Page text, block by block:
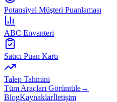
Potansiyel Müşteri Puanlaması
ABC Envanteri
Satıcı Puan Kartı
Talep Tahmini
Tüm Araçları Görüntüle→
BlogKaynaklarİletişim